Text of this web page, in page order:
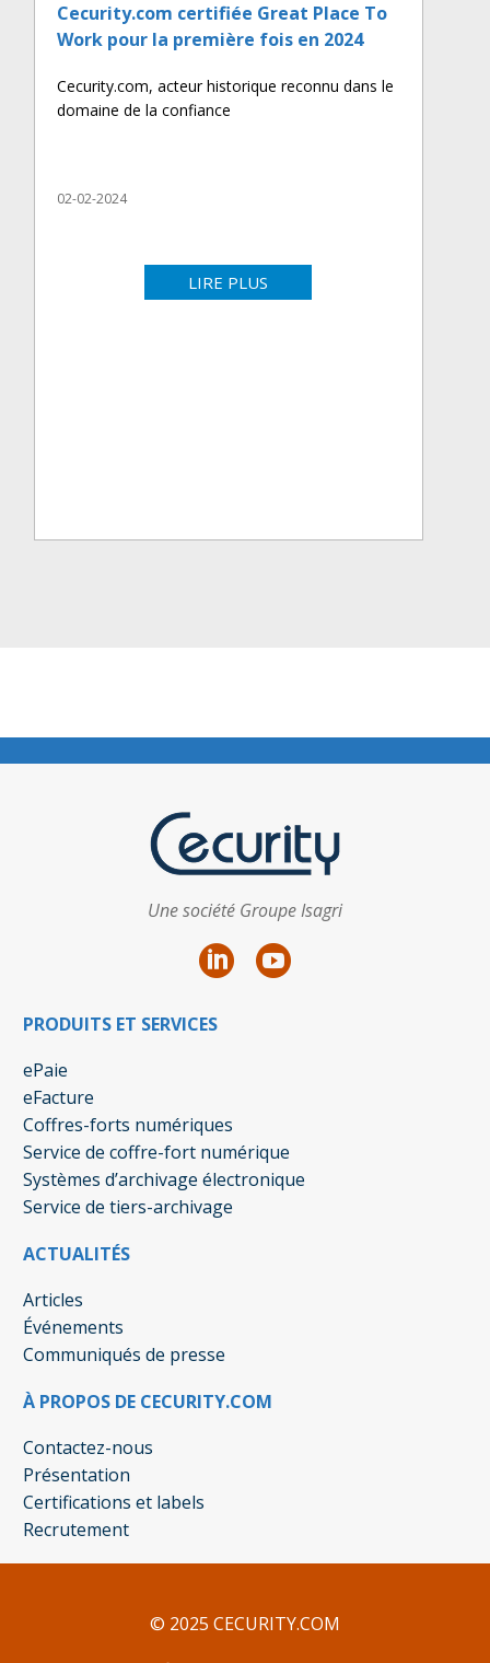
Cecurity.com certifiée Great Place To
Work pour la première fois en 2024
Cecurity.com, acteur historique reconnu dans le
domaine de la confiance
02-02-2024
LIRE PLUS
Une société Groupe Isagri
PRODUITS ET SERVICES
ePaie
eFacture
Coffres-forts numériques
Service de coffre-fort numérique
Systèmes d’archivage électronique
Service de tiers-archivage
ACTUALITÉS
Articles
Événements
Communiqués de presse
À PROPOS DE CECURITY.COM
Contactez-nous
Présentation
Certifications et labels
Recrutement
© 2025 CECURITY.COM